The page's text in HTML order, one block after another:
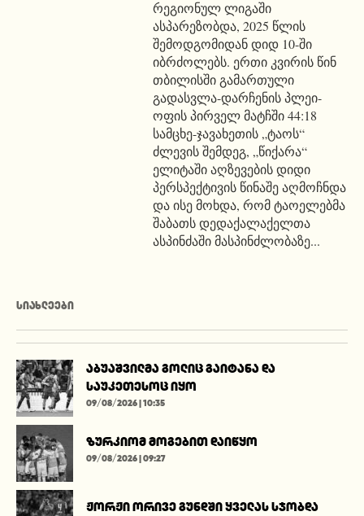
რეგიონულ ლიგაში
ასპარეზობდა, 2025 წლის
შემოდგომიდან დიდ 10-ში
იბრძოლებს. ერთი კვირის წინ
თბილისში გამართული
გადასვლა-დარჩენის პლეი-
ოფის პირველ მატჩში 44:18
სამცხე-ჯავახეთის „ტაოს“
ძლევის შემდეგ, „წიქარა“
ელიტაში აღზევების დიდი
პერსპექტივის წინაშე აღმოჩნდა
და ისე მოხდა, რომ ტაოელებმა
შაბათს დედაქალაქელთა
ასპინძაში მასპინძლობაზე...
ᲡᲘᲐᲮᲚᲔᲔᲑᲘ
აბუაშვილმა გოლიც გაიტანა და
საუკეთესოც იყო
09/08/2026 | 10:35
ზურკიომ მოგებით დაიწყო
09/08/2026 | 09:27
ჟორჟი ორივე გუნდში ყველას სჯობდა